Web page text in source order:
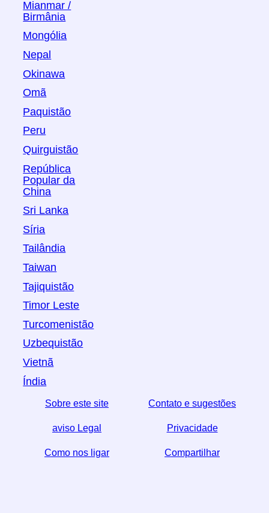
Mianmar /
Birmânia
Mongólia
Nepal
Okinawa
Omã
Paquistão
Peru
Quirguistão
República
Popular da
China
Sri Lanka
Síria
Tailândia
Taiwan
Tajiquistão
Timor Leste
Turcomenistão
Uzbequistão
Vietnã
Índia
Sobre este site Contato e sugestões
aviso Legal Privacidade
Como nos ligar Compartilhar